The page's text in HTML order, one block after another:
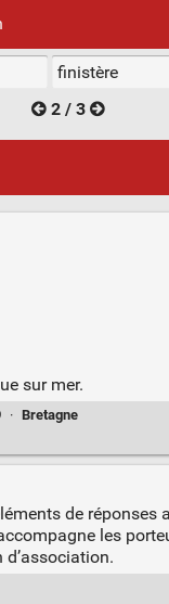
2 / 3
sur mer.
· Bretagne
de
les